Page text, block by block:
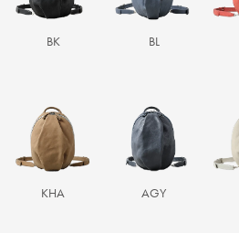
BK BL
KHA AGY